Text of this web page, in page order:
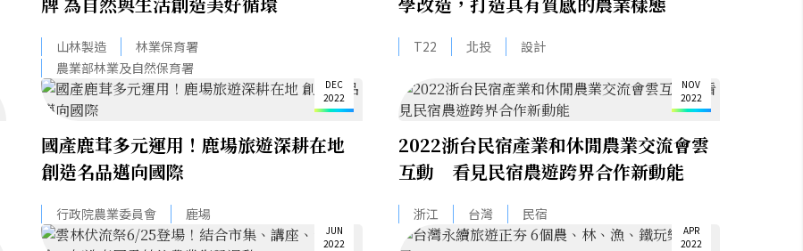
山林製造
林業保育署
農業部林業及自然保育署
T22 北投 設計
DEC
2022
國產鹿茸多元運用！鹿場旅遊深耕在地
創造名品邁向國際
行政院農業委員會 鹿場
NOV
2022
2022浙台民宿產業和休閒農業交流會雲
互動 看見民宿農遊跨界合作新動能
浙江 台灣 民宿
JUN
2022
APR
2022